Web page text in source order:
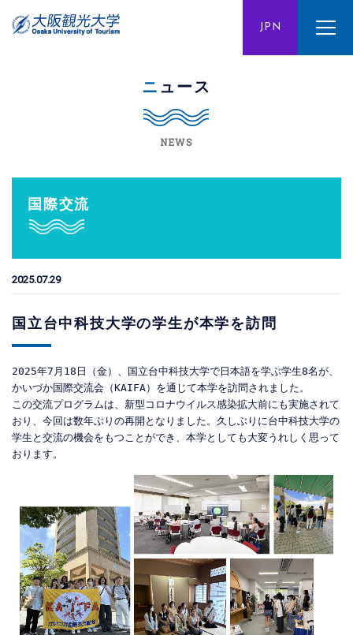
JPN
ENG CHN
ニュース
NEWS
国際交流
2025.07.29
国立台中科技大学の学生が本学を訪問
2025年7月18日（金）、国立台中科技大学で日本語を学ぶ学生8名が、
かいづか国際交流会（KAIFA）を通じて本学を訪問されました。
この交流プログラムは、新型コロナウイルス感染拡大前にも実施されて
おり、今回は数年ぶりの再開となりました。久しぶりに台中科技大学の
学生と交流の機会をもつことができ、本学としても大変うれしく思って
おります。